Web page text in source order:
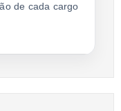
de cada cargo